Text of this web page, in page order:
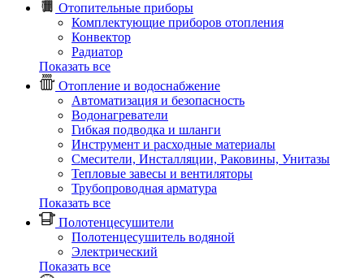
Отопительные приборы
Комплектующие приборов отопления
Конвектор
Радиатор
Показать все
Отопление и водоснабжение
Автоматизация и безопасность
Водонагреватели
Гибкая подводка и шланги
Инструмент и расходные материалы
Смесители, Инсталляции, Раковины, Унитазы
Тепловые завесы и вентиляторы
Трубопроводная арматура
Показать все
Полотенцесушители
Полотенцесушитель водяной
Электрический
Показать все